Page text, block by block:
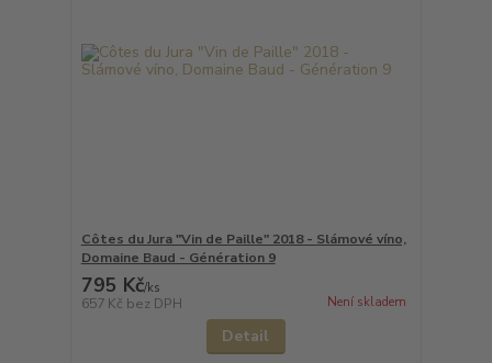
Côtes du Jura "Vin de Paille" 2018 - Slámové víno,
Domaine Baud - Génération 9
795 Kč/ks
657 Kč bez DPH Není skladem
Detail